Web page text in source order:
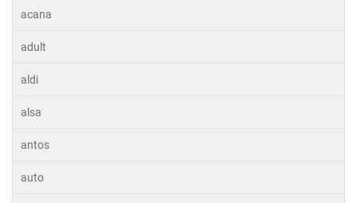
acana
adult
aldi
alsa
antos
auto